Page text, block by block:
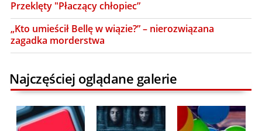
Przeklęty "Płaczący chłopiec”
„Kto umieścił Bellę w wiązie?” – nierozwiązana
zagadka morderstwa
Najczęściej oglądane galerie